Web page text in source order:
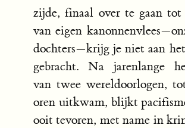
zijde, finaal over te gaan tot
van eigen
dochters—krijg je niet aan
gebracht. Na jarenlange
van twee wereldoorlogen,
oren uitkwam, blijkt
ooit tevoren, met name in